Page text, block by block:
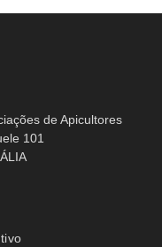
de Apicultores
101